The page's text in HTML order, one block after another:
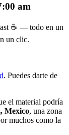
am
☕ — todo en un
un clic.
. Puedes darte de
el material podría
Mexico, una zona
muchos como la